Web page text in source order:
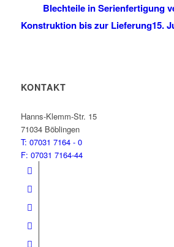
Blechteile in Serienfertigung
Konstruktion bis zur Lieferung15.
KONTAKT
Hanns-Klemm-Str. 15
71034 Böblingen
T: 07031 7164 - 0
F: 07031 7164-44